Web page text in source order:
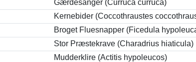
Gærdesanger (Curruca curruca)
Kernebider (Coccothraustes
Broget Fluesnapper (Ficedula
Stor Præstekrave (Charadrius hiaticula)
Mudderklire (Actitis hypoleucos)